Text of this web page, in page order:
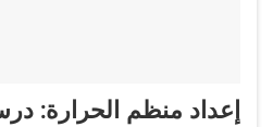
إعداد منظم الحرارة: